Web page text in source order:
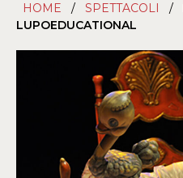
HOME / SPETTACOLI /
LUPOEDUCATIONAL